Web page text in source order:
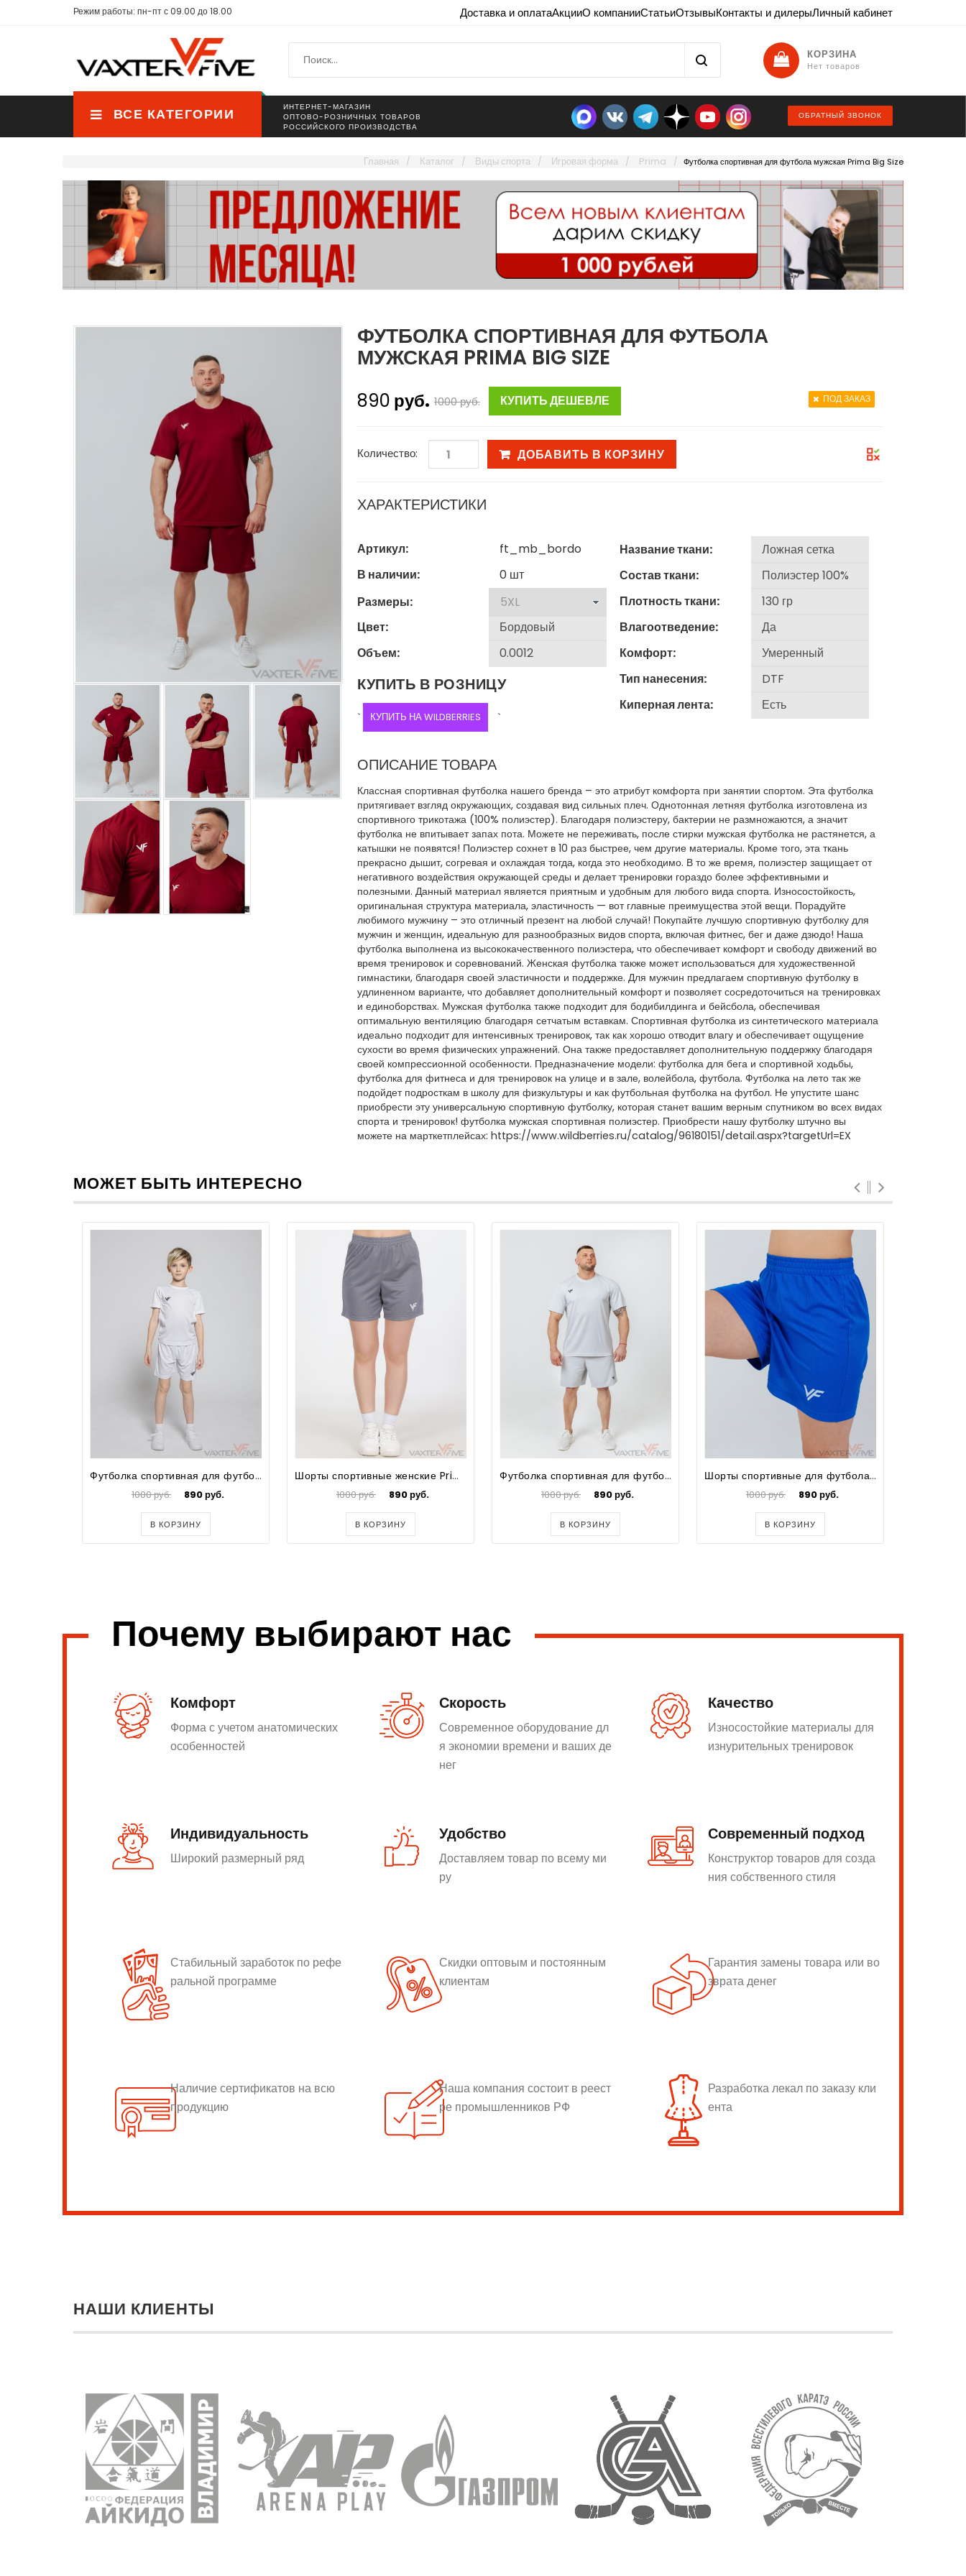
Режим работы: пн-пт с 09.00 до 18.00 Доставка и оплатаАкцииО компанииСтатьиОтзывыКонтакты и дилерыЛичный кабинет
КОРЗИНА
Нет товаров
ВСЕ КАТЕГОРИИ
ИНТЕРНЕТ-МАГАЗИН
ОПТОВО-РОЗНИЧНЫХ ТОВАРОВ
РОССИЙСКОГО ПРОИЗВОДСТВА
ОБРАТНЫЙ ЗВОНОК
Главная Каталог Виды спорта Игровая форма Prima Футболка спортивная для футбола мужская Prima Big Size
ФУТБОЛКА СПОРТИВНАЯ ДЛЯ ФУТБОЛА
МУЖСКАЯ PRIMA BIG SIZE
890 руб. 1000руб. КУПИТЬ ДЕШЕВЛЕ ПОД ЗАКАЗ
Количество: ДОБАВИТЬ В КОРЗИНУ
ХАРАКТЕРИСТИКИ
Артикул:
ft_mb_bordo
В наличии:
0шт
Размеры:
Цвет:
Объем:
КУПИТЬ В РОЗНИЦУ
` КУПИТЬ НА WILDBERRIES `
Название ткани:
Состав ткани:
Плотность ткани:
Влагоотведение:
Комфорт:
Тип нанесения:
Киперная лента:
ОПИСАНИЕ ТОВАРА
Классная спортивная футболка нашего бренда – это атрибут комфорта при занятии спортом. Эта футболка
притягивает взгляд окружающих, создавая вид сильных плеч. Однотонная летняя футболка изготовлена из
спортивного трикотажа (100% полиэстер). Благодаря полиэстеру, бактерии не размножаются, а значит
футболка не впитывает запах пота. Можете не переживать, после стирки мужская футболка не растянется, а
катышки не появятся! Полиэстер сохнет в 10 раз быстрее, чем другие материалы. Кроме того, эта ткань
прекрасно дышит, согревая и охлаждая тогда, когда это необходимо. В то же время, полиэстер защищает от
негативного воздействия окружающей среды и делает тренировки гораздо более эффективными и
полезными. Данный материал является приятным и удобным для любого вида спорта. Износостойкость,
оригинальная структура материала, эластичность — вот главные преимущества этой вещи. Порадуйте
любимого мужчину – это отличный презент на любой случай! Покупайте лучшую спортивную футболку для
мужчин и женщин, идеальную для разнообразных видов спорта, включая фитнес, бег и даже дзюдо! Наша
футболка выполнена из высококачественного полиэстера, что обеспечивает комфорт и свободу движений во
время тренировок и соревнований. Женская футболка также может использоваться для художественной
гимнастики, благодаря своей эластичности и поддержке. Для мужчин предлагаем спортивную футболку в
удлиненном варианте, что добавляет дополнительный комфорт и позволяет сосредоточиться на тренировках
и единоборствах. Мужская футболка также подходит для бодибилдинга и бейсбола, обеспечивая
оптимальную вентиляцию благодаря сетчатым вставкам. Спортивная футболка из синтетического материала
идеально подходит для интенсивных тренировок, так как хорошо отводит влагу и обеспечивает ощущение
сухости во время физических упражнений. Она также предоставляет дополнительную поддержку благодаря
своей компрессионной особенности. Предназначение модели: футболка для бега и спортивной ходьбы,
футболка для фитнеса и для тренировок на улице и в зале, волейбола, футбола. Футболка на лето так же
подойдет подросткам в школу для физкультуры и как футбольная футболка на футбол. Не упустите шанс
приобрести эту универсальную спортивную футболку, которая станет вашим верным спутником во всех видах
спорта и тренировок! футболка мужская спортивная полиэстер. Приобрести нашу футболку штучно вы
можете на марткетплейсах: https://www.wildberries.ru/catalog/96180151/detail.aspx?targetUrl=EX
МОЖЕТ БЫТЬ ИНТЕРЕСНО
Футболка спортивная для футбола для мальчиков Prima
1000 руб. 890 руб.
В КОРЗИНУ
Шорты спортивные женские Prima
1000 руб. 890 руб.
В КОРЗИНУ
Футболка спортивная для футбола мужская Prima Big Size
1000 руб. 890 руб.
В КОРЗИНУ
Шорты спортивные для футбола для девочек Prima
1000 руб. 890 руб.
В КОРЗИНУ
Почему выбирают нас
Комфорт
Форма с учетом анатомических
особенностей
Скорость
Современное оборудование дл
я экономии времени и ваших де
нег
Качество
Износостойкие материалы для
изнурительных тренировок
Индивидуальность
Широкий размерный ряд
Удобство
Доставляем товар по всему ми
ру
Современный подход
Конструктор товаров для созда
ния собственного стиля
Стабильный заработок по рефе
ральной программе
Скидки оптовым и постоянным
клиентам
Гарантия замены товара или во
зврата денег
Наличие сертификатов на всю
продукцию
Наша компания состоит в реест
ре промышленников РФ
Разработка лекал по заказу кли
ента
НАШИ КЛИЕНТЫ